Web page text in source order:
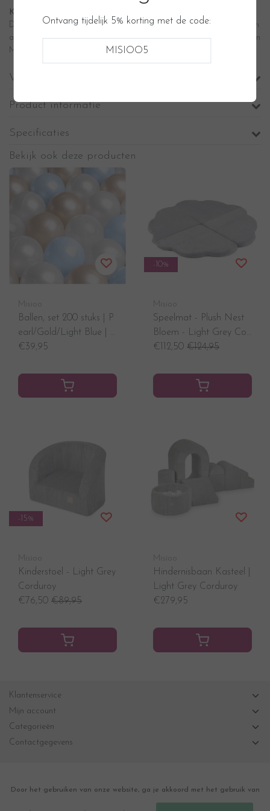
Kwaliteit staat voorop
De Misioo ballenbadjes zijn voorzien van stevig en zacht foam en een
afneembare hoes. Dankzij het degelijke karakter kan de ballenbak van
Misioo tegen een stootje tijdens het spelen.
Voordelen
Product informatie
Specificaties
Bekijk ook deze producten
Misioo
Ballen, set 200 stuks | P
earl/Gold/Light Blue | 6
cm
€39,95
-10%
Misioo
Speelmat - Plush Nest
Bloem - Light Grey Cor
duroy, 115 cm
€112,50 €124,95
-15%
Misioo
Kinderstoel - Light Grey
Corduroy
€76,50 €89,95
Misioo
Hindernisbaan Kasteel |
Light Grey Corduroy
€279,95
Klantenservice
Mijn account
Categorieën
Contactgegevens
Ontvang tijdelijk 5% korting met de code:
MISIOO5
Door het gebruiken van onze website, ga je akkoord met het gebruik van